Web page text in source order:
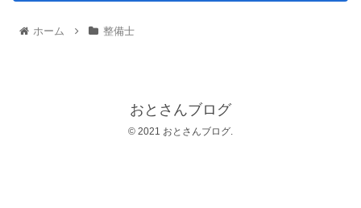
ホーム 整備士
おとさんブログ
© 2021 おとさんブログ.